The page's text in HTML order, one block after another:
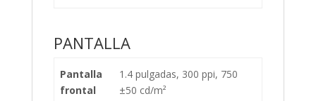
PANTALLA
Pantalla
frontal
1.4 pulgadas, 300 ppi, 750
±50 cd/m²